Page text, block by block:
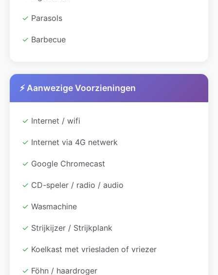
✓ Parasols
✓ Barbecue
⚡ Aanwezige Voorzieningen
✓ Internet / wifi
✓ Internet via 4G netwerk
✓ Google Chromecast
✓ CD-speler / radio / audio
✓ Wasmachine
✓ Strijkijzer / Strijkplank
✓ Koelkast met vriesladen of vriezer
✓ Föhn / haardroger